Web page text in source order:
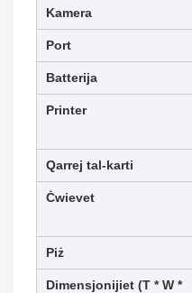
Kamera
Port
Batterija
Printer
Qarrej tal-karti
Ċwievet
Piż
Dimensjonijiet (T * W *